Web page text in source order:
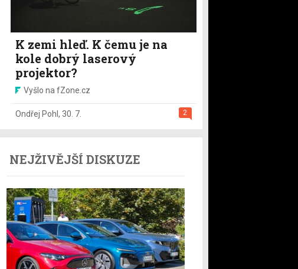
K zemi hleď. K čemu je na
kole dobrý laserový
projektor?
Vyšlo na fZone.cz
2
Ondřej Pohl , 30. 7.
NEJŽIVĚJŠÍ DISKUZE